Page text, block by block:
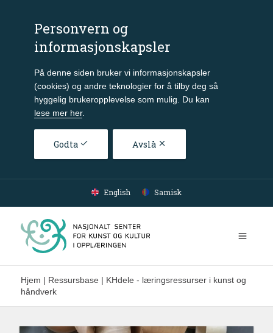
Personvern og
informasjonskapsler
På denne siden bruker vi informasjonskapsler
(cookies) og andre teknologier for å tilby deg så
hyggelig brukeropplevelse som mulig. Du kan
lese mer her.
Godta Avslå
Gå til hovedinnhold
English Samisk
Hjem | Ressursbase | KHdele - læringsressurser i kunst og
håndverk